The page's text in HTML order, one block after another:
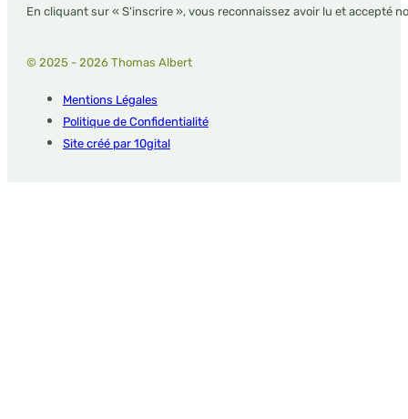
En cliquant sur « S'inscrire », vous reconnaissez avoir lu et accepté
© 2025 - 2026 Thomas Albert
Mentions Légales
Politique de Confidentialité
Site créé par 10gital